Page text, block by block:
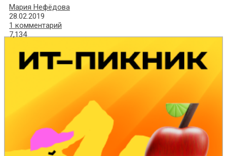
Мария Нефёдова
28.02.2019
1 комментарий
7,134